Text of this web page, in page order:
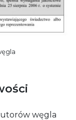
węgla